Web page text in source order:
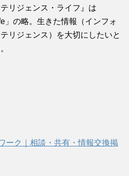
リジェンス・ライフ』は
」の略。生きた情報（インフォ
リジェンス）を大切にしたいと
ーク｜相談・共有・情報交換掲